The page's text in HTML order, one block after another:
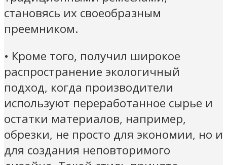
становясь их своеобразным
преемником.
• Кроме того, получил широкое
распространение экологичный
подход, когда производители
используют переработанное сырье и
остатки материалов, например,
обрезки, не просто для экономии, но и
для создания неповторимого